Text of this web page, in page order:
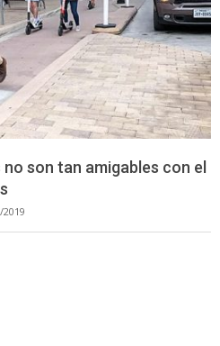
son tan amigables con el
2019